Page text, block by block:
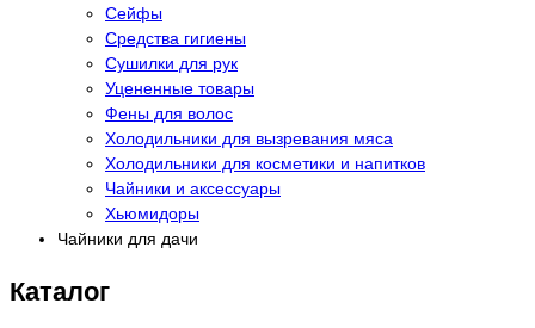
Сейфы
Средства гигиены
Сушилки для рук
Уцененные товары
Фены для волос
Холодильники для вызревания мяса
Холодильники для косметики и напитков
Чайники и аксессуары
Хьюмидоры
Чайники для дачи
Каталог